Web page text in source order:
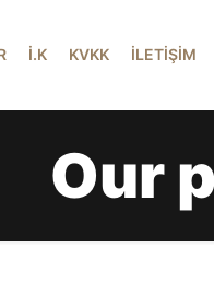
İ.K KVKK İLETİŞİM
Our